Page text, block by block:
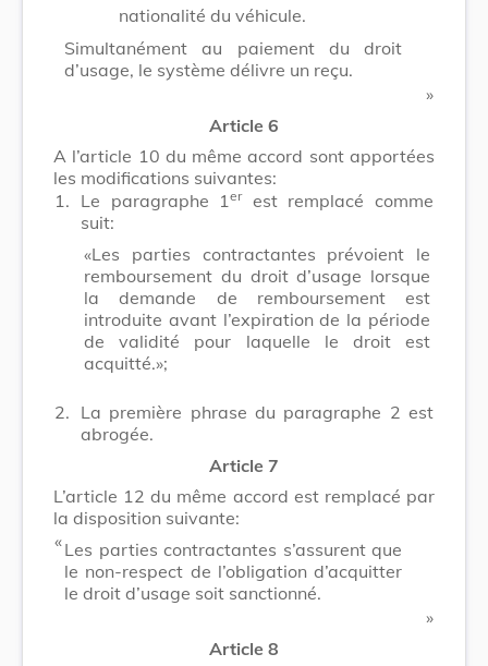
nationalité du véhicule.
Simultanément au paiement du droit
d’usage, le système délivre un reçu.
​ »
Article 6
A l’article 10 du même accord sont apportées
les modifications suivantes:
1. Le paragraphe 1erest remplacé comme
suit:
«Les parties contractantes prévoient le
remboursement du droit d’usage lorsque
la demande de remboursement est
introduite avant l’expiration de la période
de validité pour laquelle le droit est
acquitté.»;
2. La première phrase du paragraphe 2 est
abrogée.
Article 7
L’article 12 du même accord est remplacé par
la disposition suivante:
​ «Les parties contractantes s’assurent que
le non-respect de l’obligation d’acquitter
le droit d’usage soit sanctionné.
​ »
Article 8